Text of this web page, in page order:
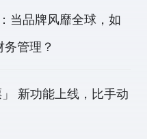
当品牌风靡全球，如
管理？
新功能上线，比手动